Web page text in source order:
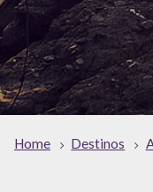
Home Destinos